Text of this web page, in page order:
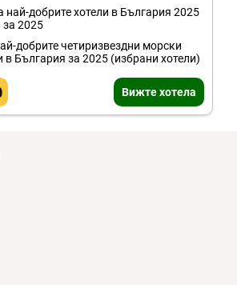
добрите хотели в България 2025
за 2025
добрите четиризвездни морски
в България за 2025 (избрани хотели)
Вижте хотела